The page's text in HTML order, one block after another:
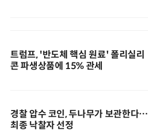
트럼프, '반도체 핵심 원료' 폴리실리
콘 파생상품에 15% 관세
경찰 압수 코인, 두나무가 보관한다…
최종 낙찰자 선정